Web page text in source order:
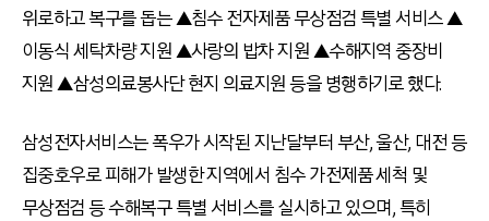
위로하고 복구를 돕는 ▲침수 전자제품 무상점검 특별 서비스 ▲
이동식 세탁차량 지원 ▲사랑의 밥차 지원 ▲수해지역 중장비
지원 ▲삼성의료봉사단 현지 의료지원 등을 병행하기로 했다.
삼성전자서비스는 폭우가 시작된 지난달부터 부산, 울산, 대전 등
집중호우로 피해가 발생한 지역에서 침수 가전제품 세척 및
무상점검 등 수해복구 특별 서비스를 실시하고 있으며, 특히